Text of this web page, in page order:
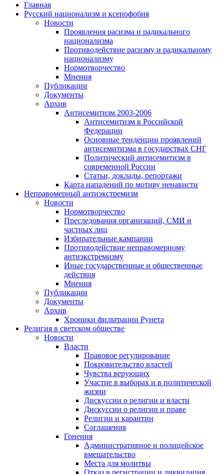
Главная
Русский национализм и ксенофобия
Новости
Проявления расизма и радикального
национализма
Противодействие расизму и радикальному
национализму
Нормотворчество
Мнения
Публикации
Документы
Архив
Антисемитизм 2003-2006
Антисемитизм в Российской
Федерации
Основные тенденции проявлений
антисемитизма в государствах СНГ
Политический антисемитизм в
современной России
Статьи, доклады, репортажи
Карта нападений по мотиву ненависти
Неправомерный антиэкстремизм
Новости
Нормотворчество
Преследования организаций, СМИ и
частных лиц
Избирательные кампании
Противодействие неправомерному
антиэкстремизму
Иные государственные и общественные
действия
Мнения
Публикации
Документы
Архив
Хроники фильтрации Рунета
Религия в светском обществе
Новости
Власти
Правовое регулирование
Покровительство властей
Чувства верующих
Участие в выборах и в политической
жизни
Дискуссии о религии и власти
Дискуссии о религии и праве
Религии и карантин
Соглашения
Гонения
Административное и полицейское
вмешательство
Места для молитвы